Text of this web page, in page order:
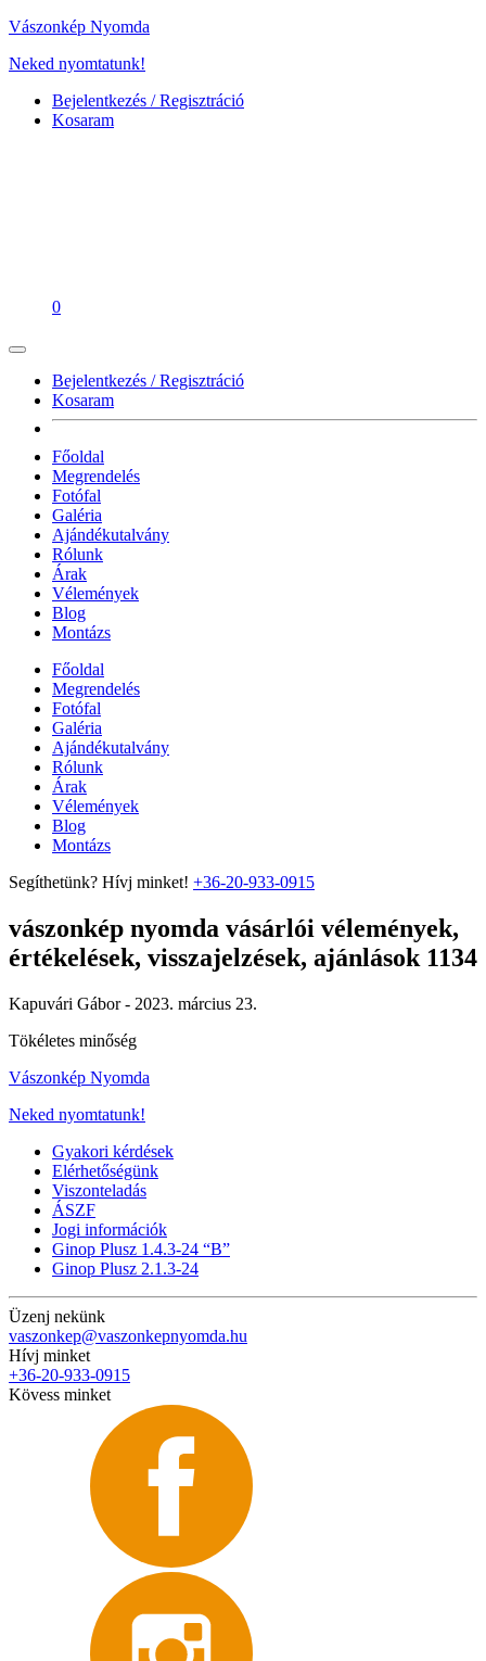
Vászonkép Nyomda
Neked nyomtatunk!
Bejelentkezés / Regisztráció
Kosaram
0
Bejelentkezés / Regisztráció
Kosaram
Főoldal
Megrendelés
Fotófal
Galéria
Ajándékutalvány
Rólunk
Árak
Vélemények
Blog
Montázs
Főoldal
Megrendelés
Fotófal
Galéria
Ajándékutalvány
Rólunk
Árak
Vélemények
Blog
Montázs
Segíthetünk? Hívj minket! +36-20-933-0915
vászonkép nyomda vásárlói vélemények,
értékelések, visszajelzések, ajánlások 1134
Kapuvári Gábor - 2023. március 23.
Tökéletes minőség
Vászonkép Nyomda
Neked nyomtatunk!
Gyakori kérdések
Elérhetőségünk
Viszonteladás
ÁSZF
Jogi információk
Ginop Plusz 1.4.3-24 “B”
Ginop Plusz 2.1.3-24
Üzenj nekünk
vaszonkep@vaszonkepnyomda.hu
Hívj minket
+36-20-933-0915
Kövess minket